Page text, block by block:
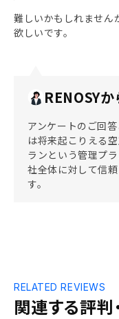
難しいかもしれません
欲しいです。
RENOSY
アンケートのご回
は将来起こりえる
ランという管理プ
社全体に対して信
す。
関連する評判
RELATED REVIEWS